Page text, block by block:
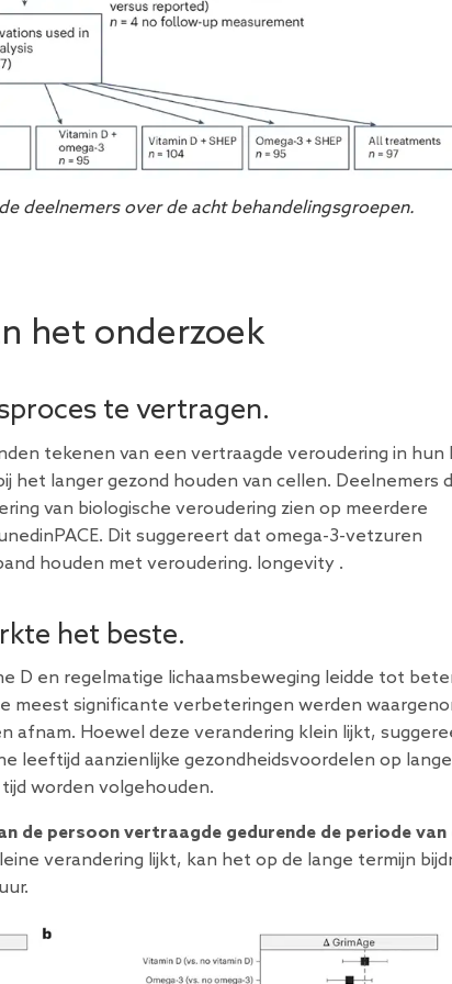
deelnemers over de acht behandelingsgroepen.
het onderzoek
te vertragen.
tekenen van een vertraagde veroudering in hun
het langer gezond houden van cellen. Deelnemers
van biologische veroudering zien op meerdere
Dit suggereert dat omega-3-vetzuren
houden met veroudering. longevity .
het beste.
D en regelmatige lichaamsbeweging leidde tot
meest significante verbeteringen werden
afnam. Hoewel deze verandering klein lijkt,
leeftijd aanzienlijke gezondheidsvoordelen op lange
worden volgehouden.
de persoon vertraagde gedurende de periode van
verandering lijkt, kan het op de lange termijn